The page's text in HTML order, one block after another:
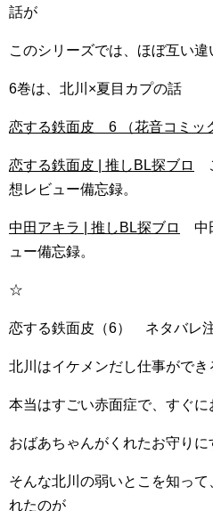
話が
このシリーズでは、ほぼ互い違
6巻は、北川×夏目カプの話
恋する鉄面皮 6 （花音コミッ
恋する鉄面皮 | 推しBL探ブロ
想レビュー備忘録。
中田アキラ | 推しBL探ブロ
中
ュー備忘録。
☆
恋する鉄面皮（6） ネタバレ
北川はイケメンだし仕事ができ
本当はすごい赤面症で、すぐに
おばあちゃんがくれたお守り
そんな北川の弱いとこを知って
れたのが